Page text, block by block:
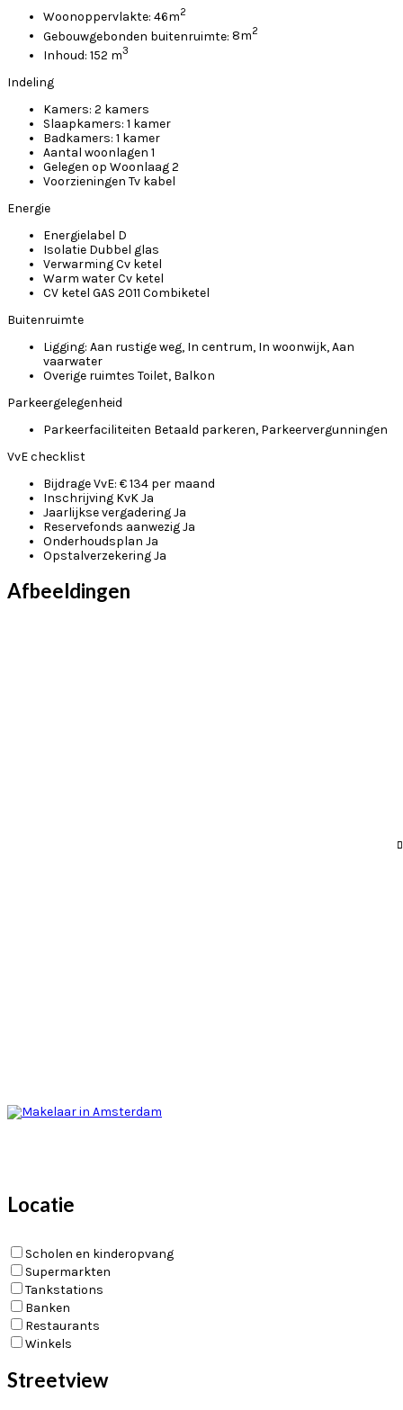
Woonoppervlakte: 46m2
Gebouwgebonden buitenruimte: 8m2
Inhoud: 152 m3
Indeling
Kamers: 2 kamers
Slaapkamers: 1 kamer
Badkamers: 1 kamer
Aantal woonlagen 1
Gelegen op Woonlaag 2
Voorzieningen Tv kabel
Energie
Energielabel D
Isolatie Dubbel glas
VerwarmingCv ketel
Warm waterCv ketel
CV ketel GAS 2011 Combiketel
Buitenruimte
Ligging: Aan rustige weg, In centrum, In woonwijk, Aan
vaarwater
Overige ruimtes Toilet, Balkon
Parkeergelegenheid
Parkeerfaciliteiten Betaald parkeren, Parkeervergunningen
VvE checklist
Bijdrage VvE: € 134 per maand
Inschrijving KvKJa
Jaarlijkse vergaderingJa
Reservefonds aanwezigJa
Onderhoudsplan Ja
OpstalverzekeringJa
Afbeeldingen
Locatie
Scholen en kinderopvang
Supermarkten
Tankstations
Banken
Restaurants
Winkels
Streetview